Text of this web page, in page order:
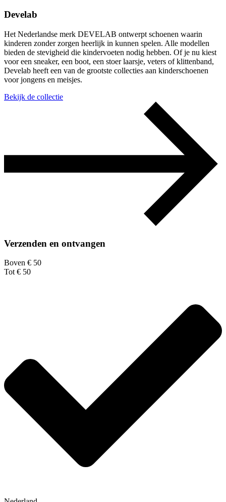
Develab
Het Nederlandse merk DEVELAB ontwerpt schoenen waarin
kinderen zonder zorgen heerlijk in kunnen spelen. Alle modellen
bieden de stevigheid die kindervoeten nodig hebben. Of je nu kiest
voor een sneaker, een boot, een stoer laarsje, veters of klittenband,
Develab heeft een van de grootste collecties aan kinderschoenen
voor jongens en meisjes.
Bekijk de collectie
Verzenden en ontvangen
Boven € 50
Tot € 50